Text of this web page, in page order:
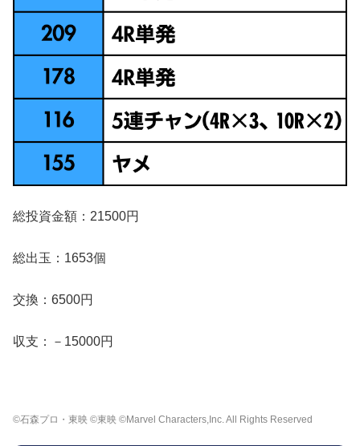
総投資金額：21500円
総出玉：1653個
交換：6500円
収支：－15000円
©石森プロ・東映 ©東映 ©Marvel Characters,Inc. All Rights Reserved